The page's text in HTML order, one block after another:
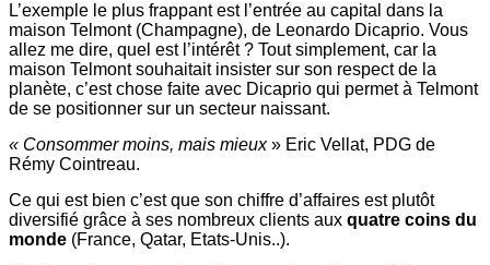
L’exemple le plus frappant est l’entrée au capital dans la
maison Telmont (Champagne), de Leonardo Dicaprio. Vous
allez me dire, quel est l’intérêt ? Tout simplement, car la
maison Telmont souhaitait insister sur son respect de la
planète, c’est chose faite avec Dicaprio qui permet à Telmont
de se positionner sur un secteur naissant.
« Consommer moins, mais mieux» Eric Vellat, PDG de
Rémy Cointreau.
Ce qui est bien c’est que son chiffre d’affaires est plutôt
diversifié grâce à ses nombreux clients aux quatre coins du
monde (France, Qatar, Etats-Unis..).